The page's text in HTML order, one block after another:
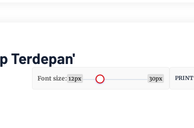
Terdepan'
Font size: 12px 30px PRINT